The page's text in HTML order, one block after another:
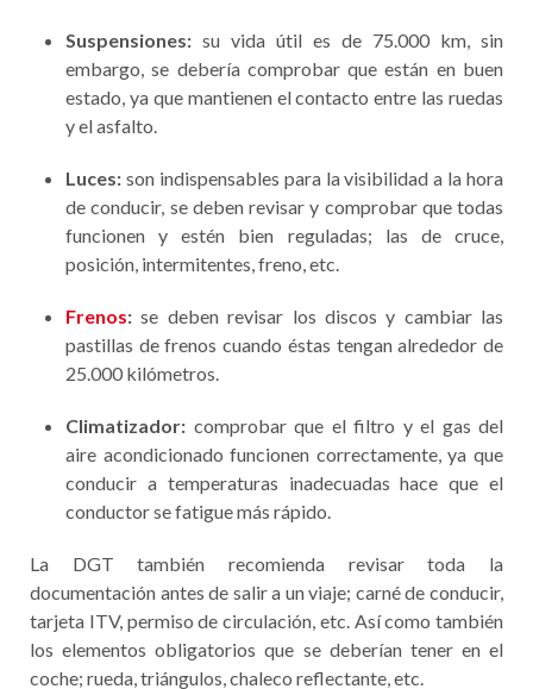
Suspensiones: su vida útil es de 75.000 km, sin
embargo, se debería comprobar que están en buen
estado, ya que mantienen el contacto entre las ruedas
y el asfalto.
Luces: son indispensables para la visibilidad a la hora
de conducir, se deben revisar y comprobar que todas
funcionen y estén bien reguladas; las de cruce,
posición, intermitentes, freno, etc.
Frenos:se deben revisar los discos y cambiar las
pastillas de frenos cuando éstas tengan alrededor de
25.000 kilómetros.
Climatizador: comprobar que el filtro y el gas del
aire acondicionado funcionen correctamente, ya que
conducir a temperaturas inadecuadas hace que el
conductor se fatigue más rápido.
La DGT también recomienda revisar toda la
documentación antes de salir a un viaje; carné de conducir,
tarjeta ITV, permiso de circulación, etc. Así como también
los elementos obligatorios que se deberían tener en el
coche; rueda, triángulos, chaleco reflectante, etc.